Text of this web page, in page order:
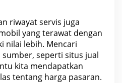
riwayat servis juga
yang terawat dengan
nilai lebih. Mencari
seperti situs jual
kita mendapatkan
tentang harga pasaran.